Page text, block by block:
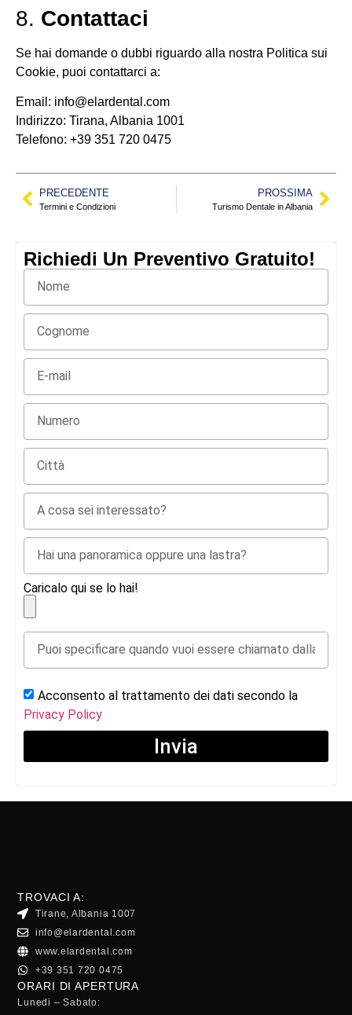
8. Contattaci
Se hai domande o dubbi riguardo alla nostra Politica sui
Cookie, puoi contattarci a:
Email: info@elardental.com
Indirizzo: Tirana, Albania 1001
Telefono: +39 351 720 0475
PRECEDENTE
Termini e Condizioni
PROSSIMA
Turismo Dentale in Albania
Richiedi Un Preventivo Gratuito!
Caricalo qui se lo hai!
Acconsento al trattamento dei dati secondo la
Privacy Policy
Invia
TROVACI A:
Tirane, Albania 1007
info@elardental.com
www.elardental.com
+39 351 720 0475
ORARI DI APERTURA
Lunedi – Sabato: